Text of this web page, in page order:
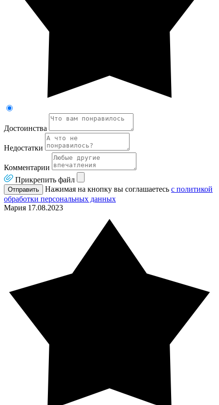
Достоинства
Недостатки
Комментарии
Прикрепить файл
Отправить Нажимая на кнопку вы соглашаетесь с политикой
обработки персональных данных
Мария 17.08.2023